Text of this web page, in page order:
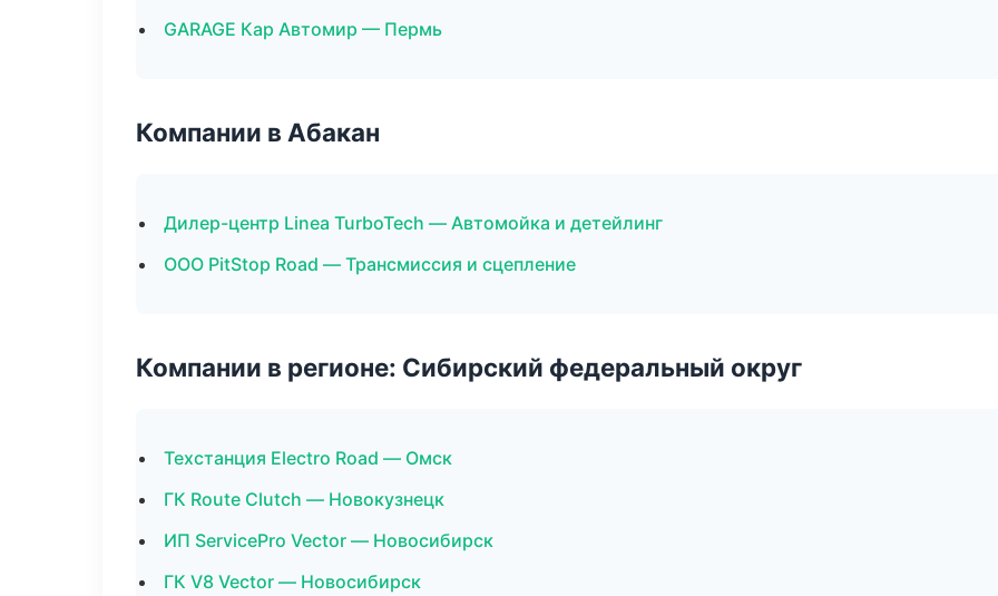
GARAGE Кар Автомир — Пермь
Компании в Абакан
Дилер-центр Linea TurboTech — Автомойка и детейлинг
ООО PitStop Road — Трансмиссия и сцепление
Компании в регионе: Сибирский федеральный округ
Техстанция Electro Road — Омск
ГК Route Clutch — Новокузнецк
ИП ServicePro Vector — Новосибирск
ГК V8 Vector — Новосибирск